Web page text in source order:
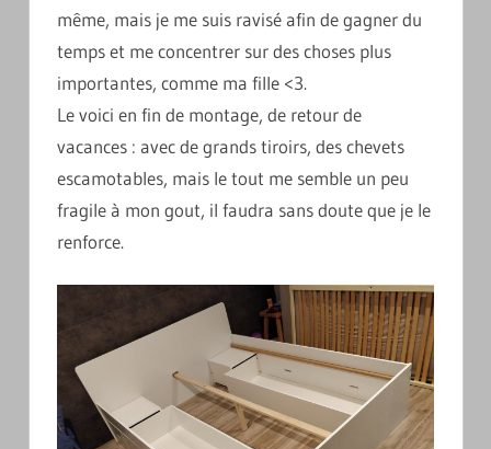
même, mais je me suis ravisé afin de gagner du
temps et me concentrer sur des choses plus
importantes, comme ma fille <3.
Le voici en fin de montage, de retour de
vacances : avec de grands tiroirs, des chevets
escamotables, mais le tout me semble un peu
fragile à mon gout, il faudra sans doute que je le
renforce.